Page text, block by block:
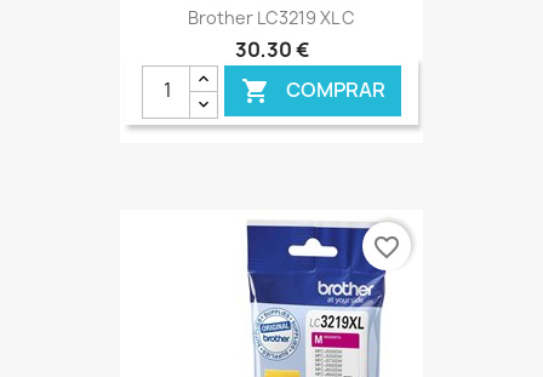
Brother LC3219 XL C
30,30 €
 COMPRAR
favorite_border